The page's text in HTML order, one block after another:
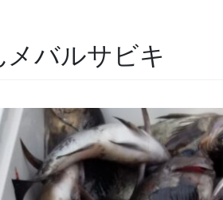
バルサビキ